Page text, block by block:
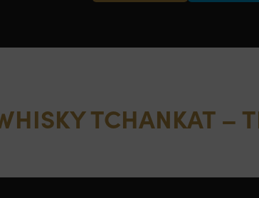
TCHANKAT –